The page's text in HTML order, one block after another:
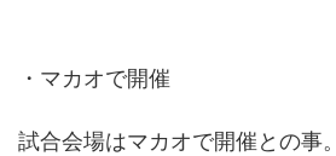
・マカオで開催
試合会場はマカオで開催との事